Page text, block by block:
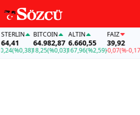
(%0,38)
BITCOIN
64.982,87
18,25(%0,03)
ALTIN
6.660,55
167,96(%2,59)
FAİZ
39,92
-0,07(%-0,17)